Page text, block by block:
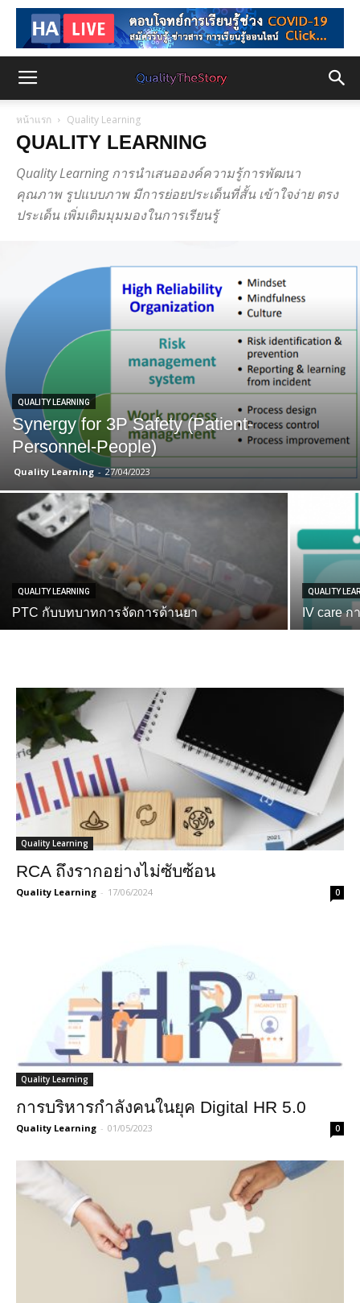
หน้าแรก Quality Learning
QUALITY LEARNING
Quality Learning การนำเสนอองค์ความรู้การพัฒนา
คุณภาพ รูปแบบภาพ มีการย่อยประเด็นที่สั้น เข้าใจง่าย ตรง
ประเด็น เพิ่มเติมมุมมองในการเรียนรู้
QUALITY LEARNING
Synergy for 3P Safety (Patient-
Personnel-People)
Quality Learning - 27/04/2023
QUALITY LEARNING
PTC กับบทบาทการจัดการด้านยา
QUALITY
IV care
Quality Learning
RCA ถึงรากอย่างไม่ซับซ้อน
Quality Learning - 17/06/2024 0
Quality Learning
การบริหารกำลังคนในยุค Digital HR 5.0
Quality Learning - 01/05/2023 0